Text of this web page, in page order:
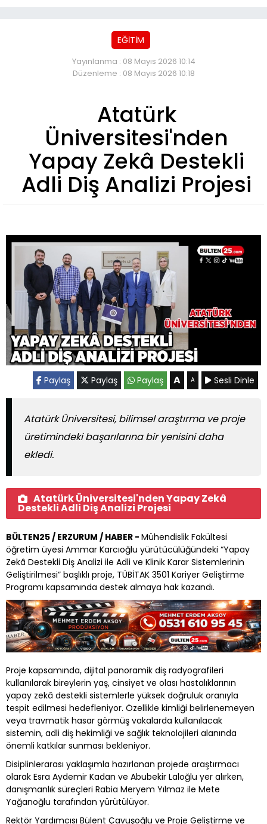
EĞİTİM
Yayınlanma : 08 Mayıs 2026 10:14
Düzenleme : 08 Mayıs 2026 10:18
Atatürk
Üniversitesi'nden
Yapay Zekâ Destekli
Adli Diş Analizi Projesi
Paylaş Paylaş Paylaş A A Sesli Dinle
Atatürk Üniversitesi, bilimsel araştırma ve proje
üretimindeki başarılarına bir yenisini daha
ekledi.
Atatürk Üniversitesi'nden Yapay Zekâ
Destekli Adli Diş Analizi Projesi
BÜLTEN25 / ERZURUM / HABER - Mühendislik Fakültesi
öğretim üyesi Ammar Karcıoğlu yürütücülüğündeki “Yapay
Zekâ Destekli Diş Analizi ile Adli ve Klinik Karar Sistemlerinin
Geliştirilmesi” başlıklı proje, TÜBİTAK 3501 Kariyer Geliştirme
Programı kapsamında destek almaya hak kazandı.
Proje kapsamında, dijital panoramik diş radyografileri
kullanılarak bireylerin yaş, cinsiyet ve olası hastalıklarının
yapay zekâ destekli sistemlerle yüksek doğruluk oranıyla
tespit edilmesi hedefleniyor. Özellikle kimliği belirlenemeyen
veya travmatik hasar görmüş vakalarda kullanılacak
sistemin, adli diş hekimliği ve sağlık teknolojileri alanında
önemli katkılar sunması bekleniyor.
Disiplinlerarası yaklaşımla hazırlanan projede araştırmacı
olarak Esra Aydemir Kadan ve Abubekir Laloğlu yer alırken,
danışmanlık süreçleri Rabia Meryem Yılmaz ile Mete
Yağanoğlu tarafından yürütülüyor.
Rektör Yardımcısı Bülent Çavuşoğlu ve Proje Geliştirme ve